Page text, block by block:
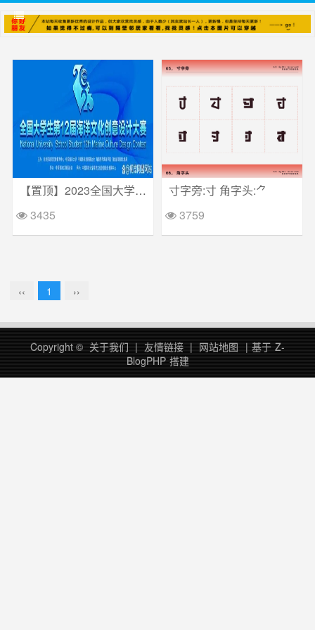
【置顶】2023全国大学生第12届海洋文化创意设计大赛
3435
寸字旁:寸 角字头:⺈
3759
‹‹ 1 ››
Copyright © 关于我们 | 友情链接 | 网站地图 | 基于 Z-
BlogPHP 搭建